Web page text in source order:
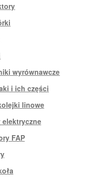
wyrównawcze
i ich części
linowe
elektryczne
FAP